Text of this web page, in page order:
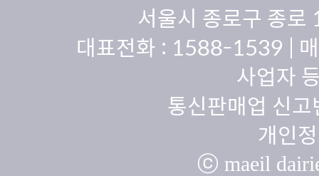
서울시 종로구 종
대표전화 : 1588-1539 |
사업자
통신판매업 신
개인
ⓒ maeil